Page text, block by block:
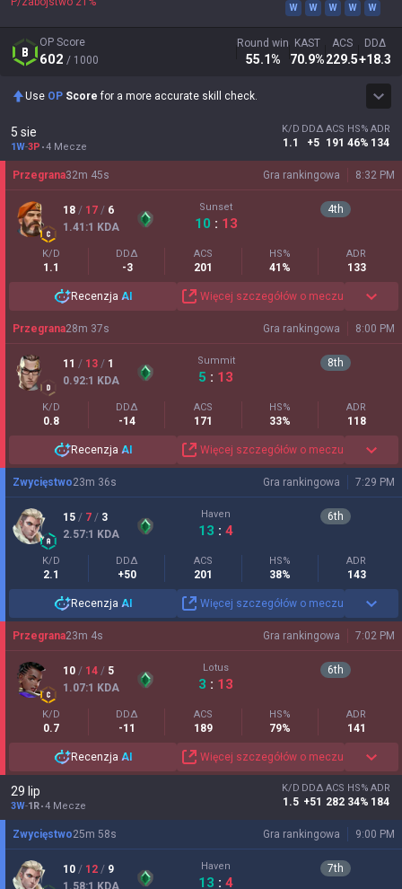
W
W W W W
OP Score
602 / 1000
Round win
55.1%
KAST
70.9%
ACS
229.5
DDΔ
+18.3
Use OP Score for a more accurate skill check.
5 sie
1W-3P 4 Mecze
K/D
1.1
DDΔ
+5
ACS
191
HS%
46%
ADR
134
Gra rankingowa 8:32 PM
Przegrana32m 45s
18 / 17 / 6
1.41 :1 KDA
Sunset
10 : 13
4th
K/D
1.1
DDΔ
-3
ACS
201
HS%
41%
ADR
133
Recenzja AI Więcej szczegółów o meczu
Gra rankingowa 8:00 PM
Przegrana28m 37s
11 / 13 / 1
0.92:1 KDA
Summit
5 : 13
8th
K/D
0.8
DDΔ
-14
ACS
171
HS%
33%
ADR
118
Recenzja AI Więcej szczegółów o meczu
Gra rankingowa 7:29 PM
Zwycięstwo23m 36s
15 / 7 / 3
2.57:1 KDA
Haven
13 : 4
6th
K/D
2.1
DDΔ
+50
ACS
201
HS%
38%
ADR
143
Recenzja AI Więcej szczegółów o meczu
Gra rankingowa 7:02 PM
Przegrana23m 4s
10 / 14 / 5
1.07:1 KDA
Lotus
3 : 13
6th
K/D
0.7
DDΔ
-11
ACS
189
HS%
79%
ADR
141
Recenzja AI Więcej szczegółów o meczu
29 lip
3W-1R 4 Mecze
K/D
1.5
DDΔ
+51
ACS
282
HS%
34%
ADR
184
Gra rankingowa 9:00 PM
Zwycięstwo25m 58s
10 / 12 / 9
1.58:1 KDA
Haven
13 : 4
7th